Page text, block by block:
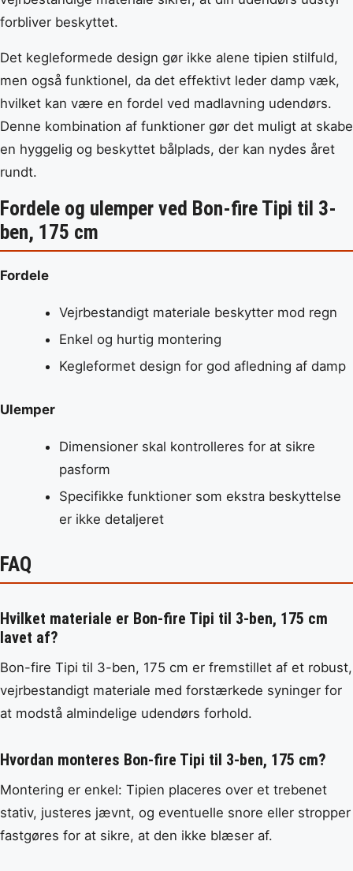
forbliver beskyttet.
Det kegleformede design gør ikke alene tipien stilfuld,
men også funktionel, da det effektivt leder damp væk,
hvilket kan være en fordel ved madlavning udendørs.
Denne kombination af funktioner gør det muligt at skabe
en hyggelig og beskyttet bålplads, der kan nydes året
rundt.
Fordele og ulemper ved Bon-fire Tipi til 3-
ben, 175 cm
Fordele
Vejrbestandigt materiale beskytter mod regn
Enkel og hurtig montering
Kegleformet design for god afledning af damp
Ulemper
Dimensioner skal kontrolleres for at sikre
pasform
Specifikke funktioner som ekstra beskyttelse
er ikke detaljeret
FAQ
Hvilket materiale er Bon-fire Tipi til 3-ben, 175 cm
lavet af?
Bon-fire Tipi til 3-ben, 175 cm er fremstillet af et robust,
vejrbestandigt materiale med forstærkede syninger for
at modstå almindelige udendørs forhold.
Hvordan monteres Bon-fire Tipi til 3-ben, 175 cm?
Montering er enkel: Tipien placeres over et trebenet
stativ, justeres jævnt, og eventuelle snore eller stropper
fastgøres for at sikre, at den ikke blæser af.